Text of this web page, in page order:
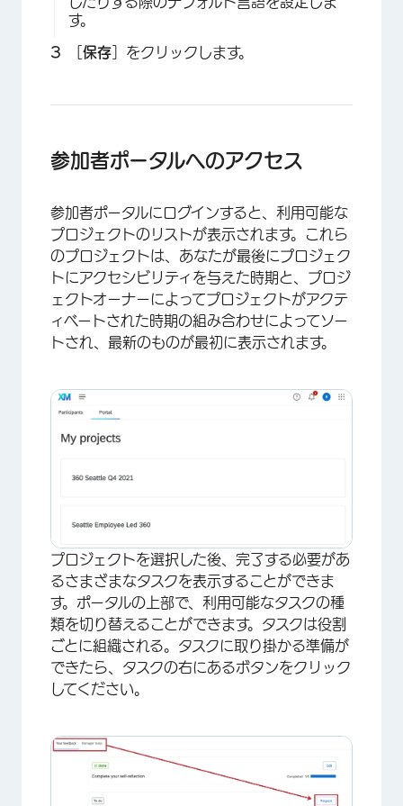
す。
保存 ］をクリックします。
参加者ポータルへのアクセス
参加者ポータルにログインすると、利用可能な
プロジェクトのリストが表示されます。これら
のプロジェクトは、あなたが最後にプロジェク
トにアクセシビリティを与えた時期と、プロジ
ェクトオーナーによってプロジェクトがアクテ
ィベートされた時期の組み合わせによってソー
トされ、最新のものが最初に表示されます。
プロジェクトを選択した後、完了する必要があ
るさまざまなタスクを表示することができま
す。ポータルの上部で、利用可能なタスクの種
類を切り替えることができます。タスクは役割
ごとに組織される。タスクに取り掛かる準備が
できたら、タスクの右にあるボタンをクリック
してください。